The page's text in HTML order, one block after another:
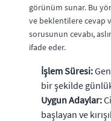
görünüm sunar. Bu
ve beklentilere cevap
sorusunun cevabı,
ifade eder.
İşlem Süresi:
bir şekilde
Uygun Adaylar:
başlayan ve